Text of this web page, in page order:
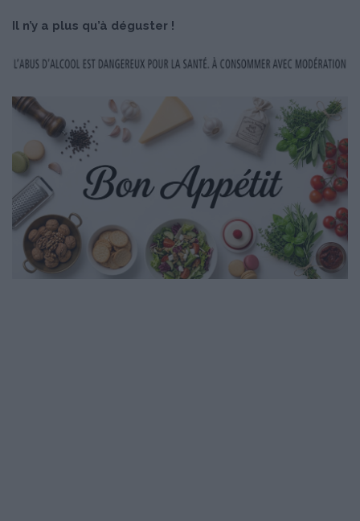
Il n’y a plus qu’à déguster !